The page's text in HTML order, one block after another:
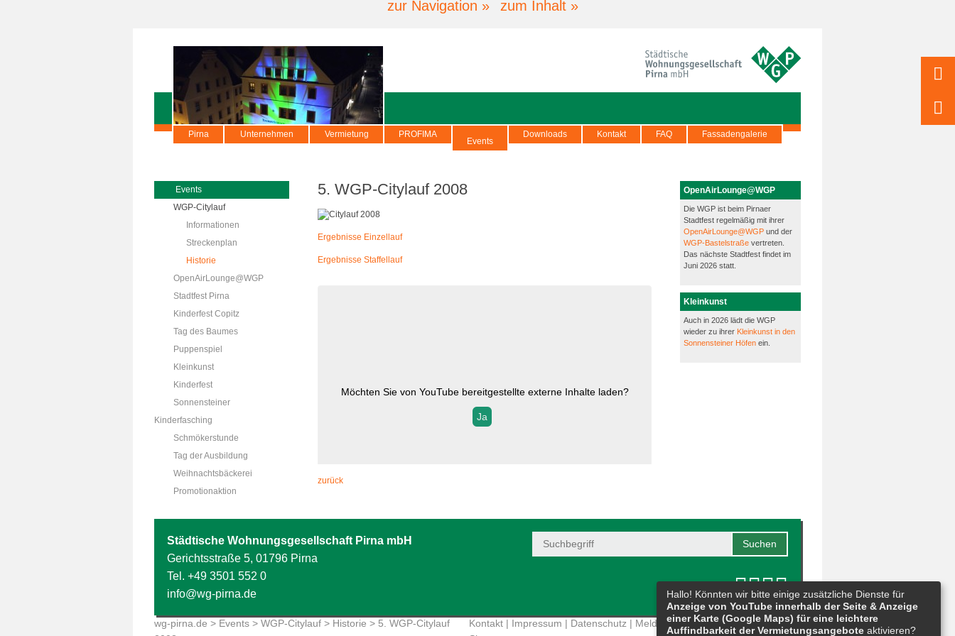
zur Navigation » zum Inhalt »
Pirna Unternehmen Vermietung PROFIMA
Events
Downloads Kontakt FAQ Fassadengalerie
Events
WGP-Citylauf
Informationen
Streckenplan
Historie
OpenAirLounge@WGP
Stadtfest Pirna
Kinderfest Copitz
Tag des Baumes
Puppenspiel
Kleinkunst
Kinderfest
Sonnensteiner
Kinderfasching
Schmökerstunde
Tag der Ausbildung
Weihnachtsbäckerei
Promotionaktion
5. WGP-Citylauf 2008
Ergebnisse Einzellauf
Ergebnisse Staffellauf
Möchten Sie von YouTubebereitgestellte externe Inhalte laden?
Ja
zurück
OpenAirLounge@WGP
Die WGP ist beim Pirnaer
Stadtfest regelmäßig mit ihrer
OpenAirLounge@WGP und der
WGP-Bastelstraße vertreten.
Das nächste Stadtfest findet im
Juni 2026 statt.
Kleinkunst
Auch in 2026 lädt die WGP
wieder zu ihrer Kleinkunst in den
Sonnensteiner Höfen ein.
Städtische Wohnungsgesellschaft Pirna mbH
Gerichtsstraße 5, 01796 Pirna
Tel. +49 3501 552 0
info@wg-pirna.de
wg-pirna.de > Events > WGP-Citylauf > Historie > 5. WGP-Citylauf
Kontakt | Impressum | Datenschutz | Meldestelle|Barrierefreiheit |
Hallo! Könnten wir bitte einige zusätzliche Dienste für
Anzeige von YouTube innerhalb der Seite & Anzeige
einer Karte (Google Maps) für eine leichtere
Auffindbarkeit der Vermietungsangebote aktivieren?